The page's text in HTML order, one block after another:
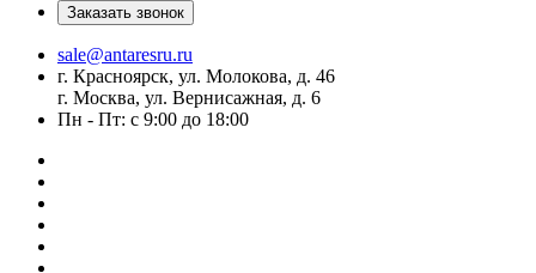
Заказать звонок
sale@antaresru.ru
г. Красноярск, ул. Молокова, д. 46
г. Москва, ул. Вернисажная, д. 6
Пн - Пт: с 9:00 до 18:00